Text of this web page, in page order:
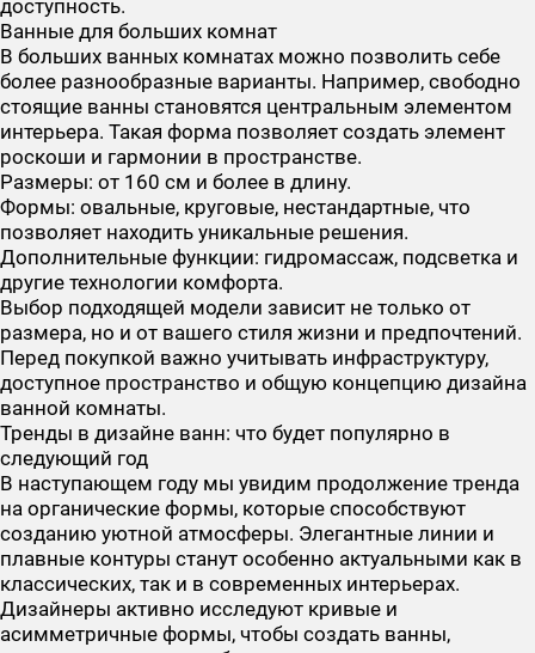
доступность.
Ванные для больших комнат
В больших ванных комнатах можно позволить себе
более разнообразные варианты. Например, свободно
стоящие ванны становятся центральным элементом
интерьера. Такая форма позволяет создать элемент
роскоши и гармонии в пространстве.
Размеры: от 160 см и более в длину.
Формы: овальные, круговые, нестандартные, что
позволяет находить уникальные решения.
Дополнительные функции: гидромассаж, подсветка и
другие технологии комфорта.
Выбор подходящей модели зависит не только от
размера, но и от вашего стиля жизни и предпочтений.
Перед покупкой важно учитывать инфраструктуру,
доступное пространство и общую концепцию дизайна
ванной комнаты.
Тренды в дизайне ванн: что будет популярно в
следующий год
В наступающем году мы увидим продолжение тренда
на органические формы, которые способствуют
созданию уютной атмосферы. Элегантные линии и
плавные контуры станут особенно актуальными как в
классических, так и в современных интерьерах.
Дизайнеры активно исследуют кривые и
асимметричные формы, чтобы создать ванны,